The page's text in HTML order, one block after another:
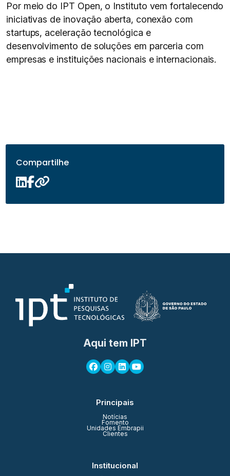
Por meio do IPT Open, o Instituto vem fortalecendo
iniciativas de inovação aberta, conexão com
startups, aceleração tecnológica e
desenvolvimento de soluções em parceria com
empresas e instituições nacionais e internacionais.
Compartilhe
Aqui tem IPT
Principais
Notícias
Fomento
Unidades Embrapii
Clientes
Institucional